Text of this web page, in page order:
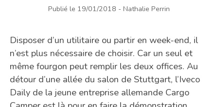
Publié le 19/01/2018 - Nathalie Perrin
Disposer d’un utilitaire ou partir en week-end, il
n’est plus nécessaire de choisir. Car un seul et
même fourgon peut remplir les deux offices. Au
détour d’une allée du salon de Stuttgart, l’Iveco
Daily de la jeune entreprise allemande Cargo